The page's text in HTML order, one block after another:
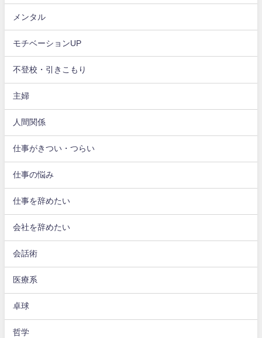
メンタル
モチベーションUP
不登校・引きこもり
主婦
人間関係
仕事がきつい・つらい
仕事の悩み
仕事を辞めたい
会社を辞めたい
会話術
医療系
卓球
哲学